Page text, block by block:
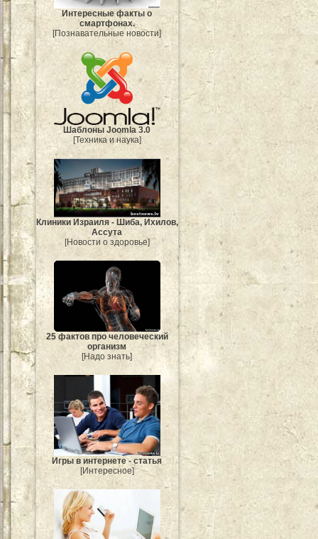
Интересные факты о
смартфонах.
[Познавательные новости]
Шаблоны Joomla 3.0
[Техника и наука]
Клиники Израиля - Шиба, Ихилов,
Ассута
[Новости о здоровье]
25 фактов про человеческий
организм
[Надо знать]
Игры в интернете - статья
[Интересное]